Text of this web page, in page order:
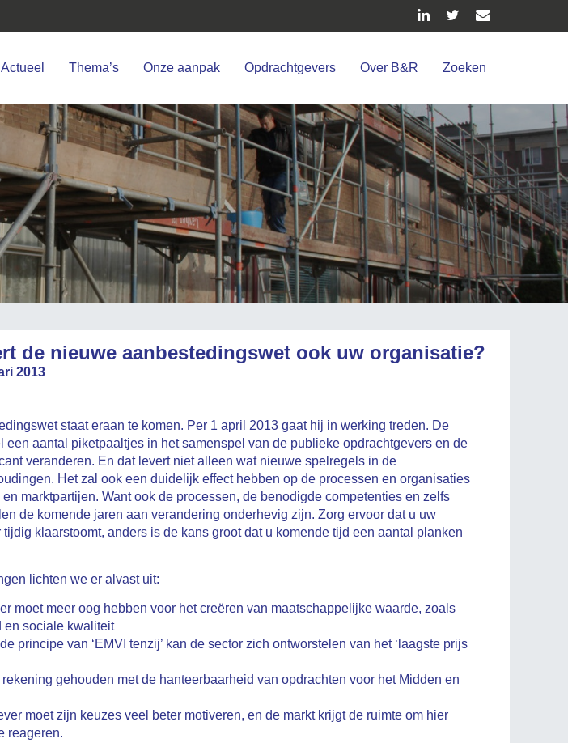
Actueel Thema’s Onze aanpak Opdrachtgevers Over B&R Zoeken
de nieuwe aanbestedingswet ook uw organisatie?
2013
staat eraan te komen. Per 1 april 2013 gaat hij in werking treden. De
een aantal piketpaaltjes in het samenspel van de publieke opdrachtgevers en de
veranderen. En dat levert niet alleen wat nieuwe spelregels in de
Het zal ook een duidelijk effect hebben op de processen en organisaties
marktpartijen. Want ook de processen, de benodigde competenties en zelfs
de komende jaren aan verandering onderhevig zijn. Zorg ervoor dat u uw
klaarstoomt, anders is de kans groot dat u komende tijd een aantal planken
lichten we er alvast uit:
moet meer oog hebben voor het creëren van maatschappelijke waarde, zoals
en sociale kwaliteit
principe van ‘EMVI tenzij’ kan de sector zich ontworstelen van het ‘laagste prijs
rekening gehouden met de hanteerbaarheid van opdrachten voor het Midden en
moet zijn keuzes veel beter motiveren, en de markt krijgt de ruimte om hier
reageren.